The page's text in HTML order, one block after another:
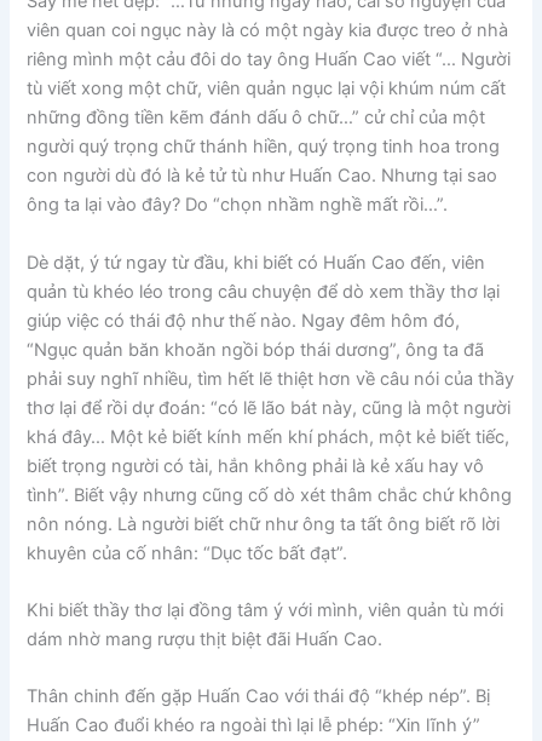
viên quan coi ngục này là có một ngày kia được treo ở nhà
riêng mình một cảu đôi do tay ông Huấn Cao viết “… Người
tù viết xong một chữ, viên quản ngục lại vội khúm núm cất
những đồng tiền kẽm đánh dấu ô chữ…” cử chỉ của một
người quý trọng chữ thánh hiền, quý trọng tinh hoa trong
con người dù đó là kẻ tử tù như Huấn Cao. Nhưng tại sao
ông ta lại vào đây? Do “chọn nhầm nghề mất rồi…”.
Dè dặt, ý tứ ngay từ đầu, khi biết có Huấn Cao đến, viên
quản tù khéo léo trong câu chuyện để dò xem thầy thơ lại
giúp việc có thái độ như thế nào. Ngay đêm hôm đó,
“Ngục quản băn khoăn ngồi bóp thái dương”, ông ta đã
phải suy nghĩ nhiều, tìm hết lẽ thiệt hơn về câu nói của thầy
thơ lại để rồi dự đoán: “có lẽ lão bát này, cũng là một người
khá đây… Một kẻ biết kính mến khí phách, một kẻ biết tiếc,
biết trọng người có tài, hắn không phải là kẻ xấu hay vô
tình”. Biết vậy nhưng cũng cố dò xét thâm chắc chứ không
nôn nóng. Là người biết chữ như ông ta tất ông biết rõ lời
khuyên của cố nhân: “Dục tốc bất đạt”.
Khi biết thầy thơ lại đồng tâm ý với mình, viên quản tù mới
dám nhờ mang rượu thịt biệt đãi Huấn Cao.
Thân chinh đến gặp Huấn Cao với thái độ “khép nép”. Bị
Huấn Cao đuổi khéo ra ngoài thì lại lễ phép: “Xin lĩnh ý”